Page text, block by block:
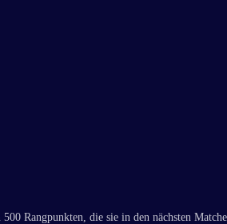
Rangpunkten, die sie in den nächsten